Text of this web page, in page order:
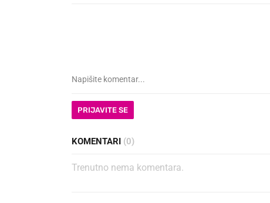
PRIJAVITE SE
KOMENTARI (0)
Trenutno nema komentara.